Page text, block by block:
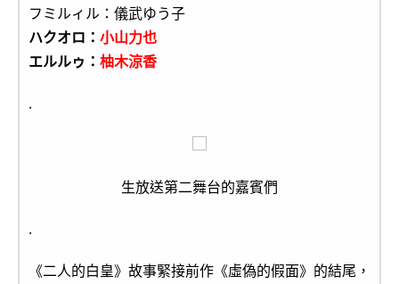
フミルィル：儀武ゆう子
ハクオロ： 小山力也
エルルゥ： 柚木涼香
.
生放送第二舞台的嘉賓們
.
《二人的白皇》故事緊接前作《虛偽的假面》的結尾，